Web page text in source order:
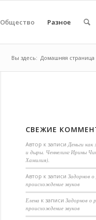
Общество Разное
Вы здесь: Домашняя страница
СВЕЖИЕ
Автор к записиДеньги
и дыры. Ченнелинг Ирины
Хамилия).
Aвтор к записиЗадорнов о
происхождение звуков
Елена к записиЗадорнов о
происхождение звуков